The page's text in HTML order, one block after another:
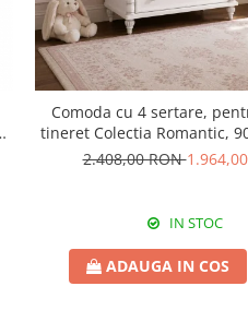
Comoda cu 4 sertare,
tineret Colectia Romantic,
2.408,00 RON
IN STOC
ADAUGA IN COS